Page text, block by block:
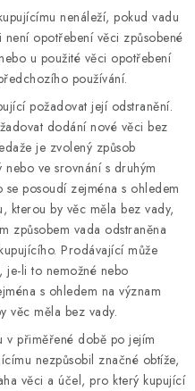
nenáleží, pokud vadu
opotřebení věci způsobené
u použité věci opotřebení
používání.
požadovat její odstranění.
dodání nové věci bez
je zvolený způsob
ve srovnání s druhým
posoudí zejména s ohledem
kterou by věc měla bez vady,
způsobem vada odstraněna
Prodávající může
je-li to nemožné nebo
s ohledem na význam
věc měla bez vady.
v přiměřené době po jejím
nezpůsobil značné obtíže,
věci a účel, pro který kupující